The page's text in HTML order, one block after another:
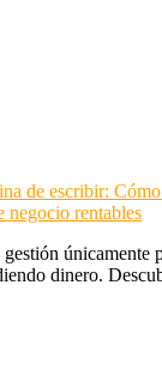
de escribir:
negocio rentables
únicamente
dinero.